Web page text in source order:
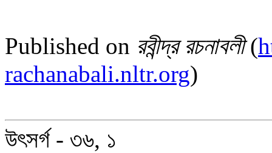
Published on রবীন্দ্র রচনাবলী(
rachanabali.nltr.org)
উৎসর্গ - ৩৬, ১